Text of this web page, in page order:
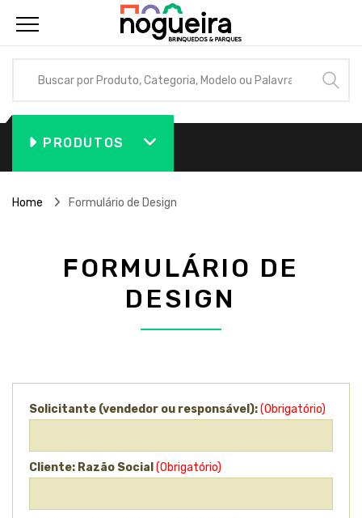
PRODUTOS
Home Formulário de Design
FORMULÁRIO DE
DESIGN
Solicitante (vendedor ou responsável):(Obrigatório)
Cliente: Razão Social (Obrigatório)